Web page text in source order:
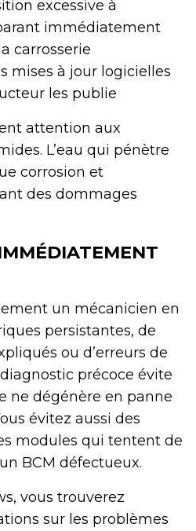
excessive à
immédiatement
carrosserie
mises à jour logicielles
les publie
attention aux
L’eau qui pénètre
corrosion et
des dommages
un mécanicien en
persistantes, de
ou d’erreurs de
précoce évite
ne dégénère en panne
évitez aussi des
modules qui tentent de
BCM défectueux.
vous trouverez
sur les problèmes